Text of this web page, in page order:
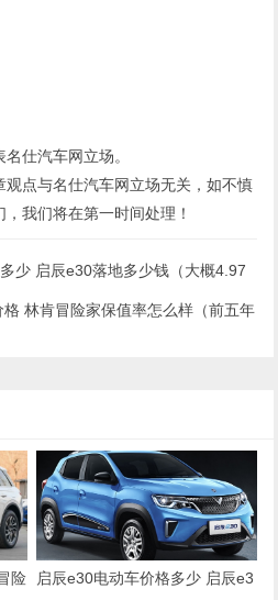
名仕汽车网立场。
观点与名仕汽车网立场无关，如不慎
我们将在第一时间处理！
少 启辰e30落地多少钱（大概4.97
林肯冒险家保值率怎么样（前五年
险
启辰e30电动车价格多少 启辰e3